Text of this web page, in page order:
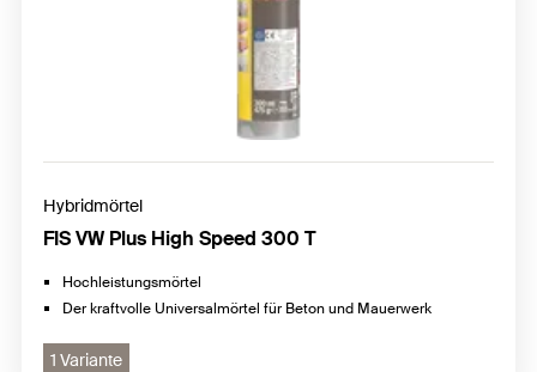
Hybridmörtel
FIS VW Plus High Speed 300 T
Hochleistungsmörtel
Der kraftvolle Universalmörtel für Beton und Mauerwerk
1 Variante